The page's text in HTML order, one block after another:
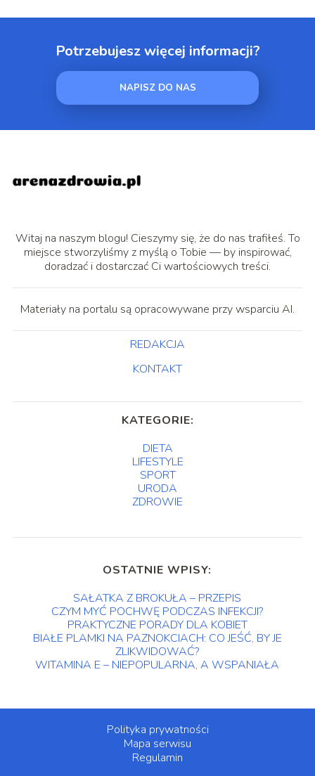
Potrzebujesz więcej informacji?
NAPISZ DO NAS
Witaj na naszym blogu! Cieszymy się, że do nas trafiłeś. To
miejsce stworzyliśmy z myślą o Tobie — by inspirować,
doradzać i dostarczać Ci wartościowych treści.
Materiały na portalu są opracowywane przy wsparciu AI.
REDAKCJA
KONTAKT
KATEGORIE:
DIETA
LIFESTYLE
SPORT
URODA
ZDROWIE
OSTATNIE WPISY:
SAŁATKA Z BROKUŁA – PRZEPIS
CZYM MYĆ POCHWĘ PODCZAS INFEKCJI?
PRAKTYCZNE PORADY DLA KOBIET
BIAŁE PLAMKI NA PAZNOKCIACH: CO JEŚĆ, BY JE
ZLIKWIDOWAĆ?
WITAMINA E – NIEPOPULARNA, A WSPANIAŁA
Polityka prywatności
Mapa serwisu
Regulamin